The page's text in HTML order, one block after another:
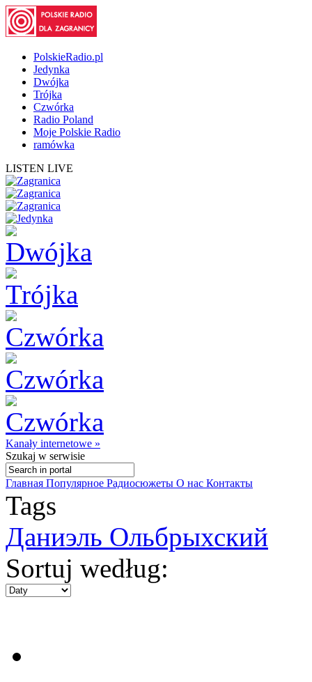
PolskieRadio.pl
Jedynka
Dwójka
Trójka
Czwórka
Radio Poland
Moje Polskie Radio
ramówka
LISTEN LIVE
Kanały internetowe »
Szukaj w serwisie
Главная Популярное Радиосюжеты О нас Контакты
Tags
Даниэль Ольбрыхский
Sortuj według: